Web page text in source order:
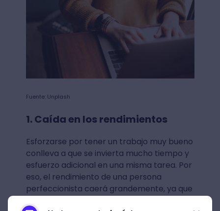
Fuente: Unplash
1. Caída en los rendimientos
Esforzarse por tener un trabajo muy bueno
conlleva a que se invierta mucho tiempo y
esfuerzo adicional en una misma tarea. Por
eso, el rendimiento de una persona
perfeccionista caerá grandemente, ya que